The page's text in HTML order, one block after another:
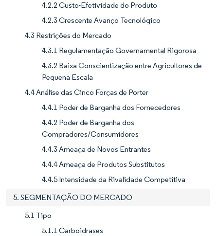
4.2.2 Custo-Efetividade do Produto
4.2.3 Crescente Avanço Tecnológico
4.3 Restrições do Mercado
4.3.1 Regulamentação Governamental Rigorosa
4.3.2 Baixa Conscientização entre Agricultores de
Pequena Escala
4.4 Análise das Cinco Forças de Porter
4.4.1 Poder de Barganha dos Fornecedores
4.4.2 Poder de Barganha dos
Compradores/Consumidores
4.4.3 Ameaça de Novos Entrantes
4.4.4 Ameaça de Produtos Substitutos
4.4.5 Intensidade da Rivalidade Competitiva
5. SEGMENTAÇÃO DO MERCADO
5.1 Tipo
5.1.1 Carboidrases